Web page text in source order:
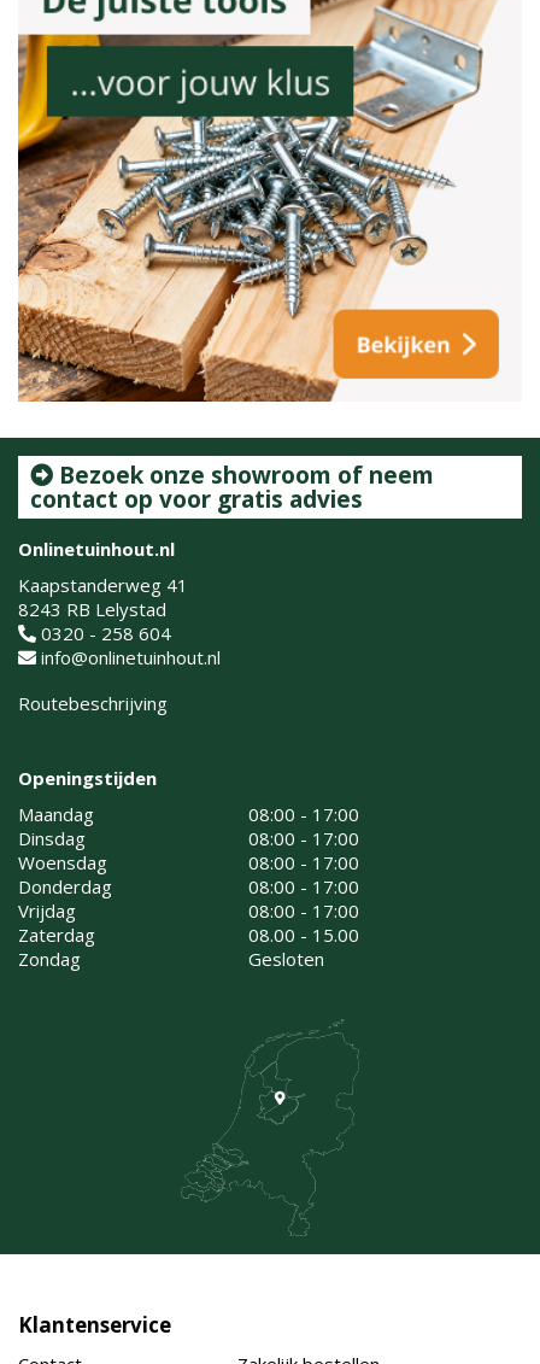
Bezoek onze showroom of neem
contact op voor gratis advies
Onlinetuinhout.nl
Kaapstanderweg 41
8243 RB Lelystad
0320 - 258 604
info@onlinetuinhout.nl
Routebeschrijving
Openingstijden
Maandag
08:00 - 17:00
Dinsdag
08:00 - 17:00
Woensdag
08:00 - 17:00
Donderdag
08:00 - 17:00
Vrijdag
08:00 - 17:00
Zaterdag
08.00 - 15.00
Zondag
Gesloten
Klantenservice